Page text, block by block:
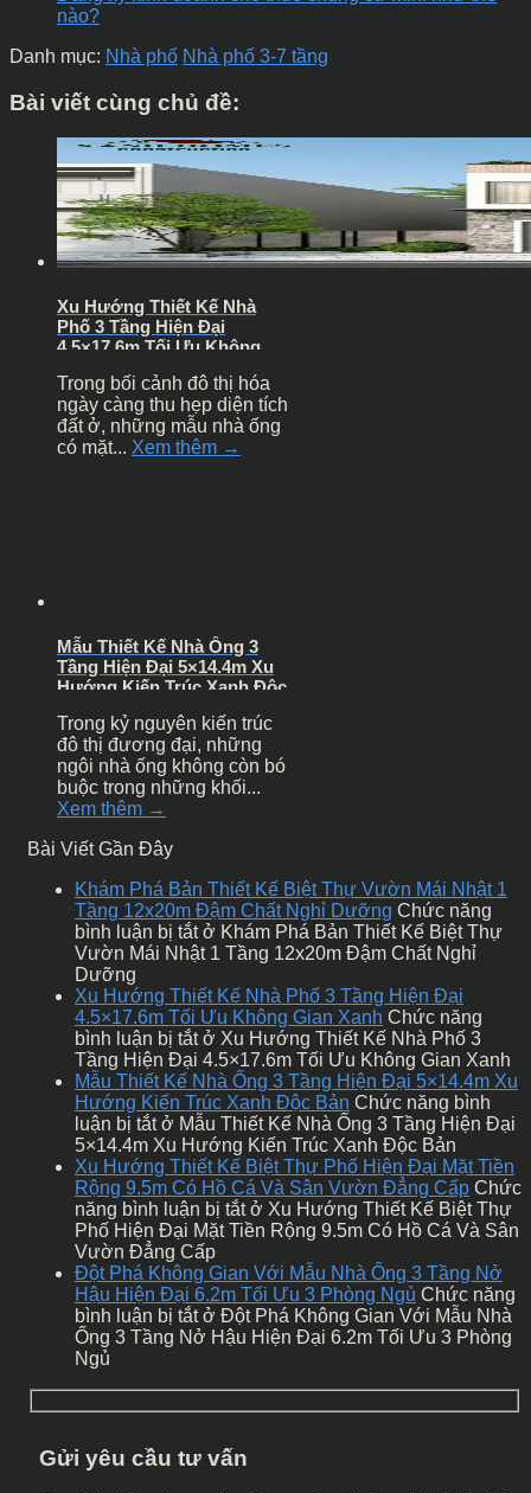
nào?
Danh mục: Nhà phố Nhà phố 3-7 tầng
Bài viết cùng chủ đề:
Xu Hướng Thiết Kế Nhà
Phố 3 Tầng Hiện Đại
4.5×17.6m Tối Ưu Không
Trong bối cảnh đô thị hóa
ngày càng thu hẹp diện tích
đất ở, những mẫu nhà ống
có mặt... Xem thêm →
Mẫu Thiết Kế Nhà Ống 3
Tầng Hiện Đại 5×14.4m Xu
Hướng Kiến Trúc Xanh Độc
Trong kỷ nguyên kiến trúc
đô thị đương đại, những
ngôi nhà ống không còn bó
buộc trong những khối...
Xem thêm →
Bài Viết Gần Đây
Khám Phá Bản Thiết Kế Biệt Thự Vườn Mái Nhật 1
Tầng 12x20m Đậm Chất Nghỉ Dưỡng Chức năng
bình luận bị tắtở Khám Phá Bản Thiết Kế Biệt Thự
Vườn Mái Nhật 1 Tầng 12x20m Đậm Chất Nghỉ
Dưỡng
Xu Hướng Thiết Kế Nhà Phố 3 Tầng Hiện Đại
4.5×17.6m Tối Ưu Không Gian Xanh Chức năng
bình luận bị tắtở Xu Hướng Thiết Kế Nhà Phố 3
Tầng Hiện Đại 4.5×17.6m Tối Ưu Không Gian Xanh
Mẫu Thiết Kế Nhà Ống 3 Tầng Hiện Đại 5×14.4m Xu
Hướng Kiến Trúc Xanh Độc Bản Chức năng bình
luận bị tắtở Mẫu Thiết Kế Nhà Ống 3 Tầng Hiện Đại
5×14.4m Xu Hướng Kiến Trúc Xanh Độc Bản
Xu Hướng Thiết Kế Biệt Thự Phố Hiện Đại Mặt Tiền
Rộng 9.5m Có Hồ Cá Và Sân Vườn Đẳng Cấp Chức
năng bình luận bị tắtở Xu Hướng Thiết Kế Biệt Thự
Phố Hiện Đại Mặt Tiền Rộng 9.5m Có Hồ Cá Và Sân
Vườn Đẳng Cấp
Đột Phá Không Gian Với Mẫu Nhà Ống 3 Tầng Nở
Hậu Hiện Đại 6.2m Tối Ưu 3 Phòng Ngủ Chức năng
bình luận bị tắtở Đột Phá Không Gian Với Mẫu Nhà
Ống 3 Tầng Nở Hậu Hiện Đại 6.2m Tối Ưu 3 Phòng
Ngủ
Gửi yêu cầu tư vấn